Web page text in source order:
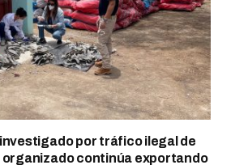
por tráfico ilegal de
organizado continúa exportando